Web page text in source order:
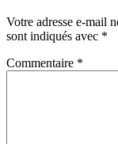
Votre adresse e-mail
sont indiqués avec *
Commentaire *